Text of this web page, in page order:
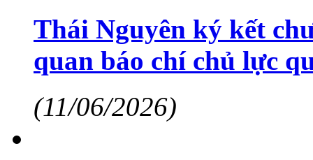
Thái Nguyên ký kết
quan báo chí chủ lực
(11/06/2026)